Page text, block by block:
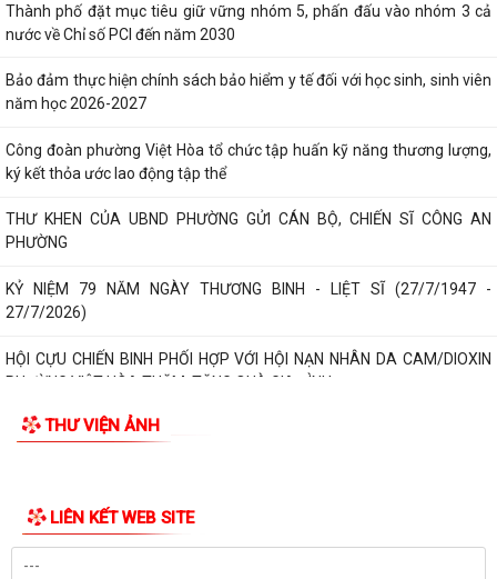
Thành phố đặt mục tiêu giữ vững nhóm 5, phấn đấu vào nhóm 3 cả
nước về Chỉ số PCI đến năm 2030
Bảo đảm thực hiện chính sách bảo hiểm y tế đối với học sinh, sinh viên
năm học 2026-2027
Công đoàn phường Việt Hòa tổ chức tập huấn kỹ năng thương lượng,
ký kết thỏa ước lao động tập thể
THƯ KHEN CỦA UBND PHƯỜNG GỬI CÁN BỘ, CHIẾN SĨ CÔNG AN
PHƯỜNG
KỶ NIỆM 79 NĂM NGÀY THƯƠNG BINH - LIỆT SĨ (27/7/1947 -
27/7/2026)
HỘI CỰU CHIẾN BINH PHỐI HỢP VỚI HỘI NẠN NHÂN DA CAM/DIOXIN
PHƯỜNG VIỆT HÒA THĂM, TẶNG QUÀ GIA ĐÌNH...
PHƯỜNG VIỆT HÒA THẮP NẾN TRI ÂN CÁC ANH HÙNG LIỆT SĨ NHÂN
trang cảnh quan Nghĩa trang Liệt...
Phường Việt Hòa tổ chức các đoàn đi thăm và tặng quà người có công,
THƯ VIỆN ẢNH